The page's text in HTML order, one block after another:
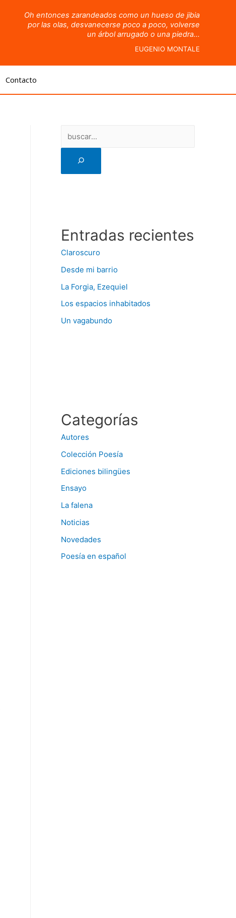
Oh entonces zarandeados como un hueso de jibia
por las olas, desvanecerse poco a poco, volverse
un árbol arrugado o una piedra…
EUGENIO MONTALE
Contacto
Entradas recientes
Claroscuro
Desde mi barrio
La Forgia, Ezequiel
Los espacios inhabitados
Un vagabundo
Categorías
Autores
Colección Poesía
Ediciones bilingües
Ensayo
La falena
Noticias
Novedades
Poesía en español